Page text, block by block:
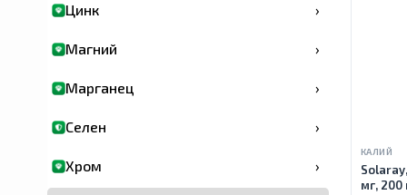
Цинк ›
Магний ›
Марганец ›
Селен ›
Хром ›
КАЛИЙ
мг, 200